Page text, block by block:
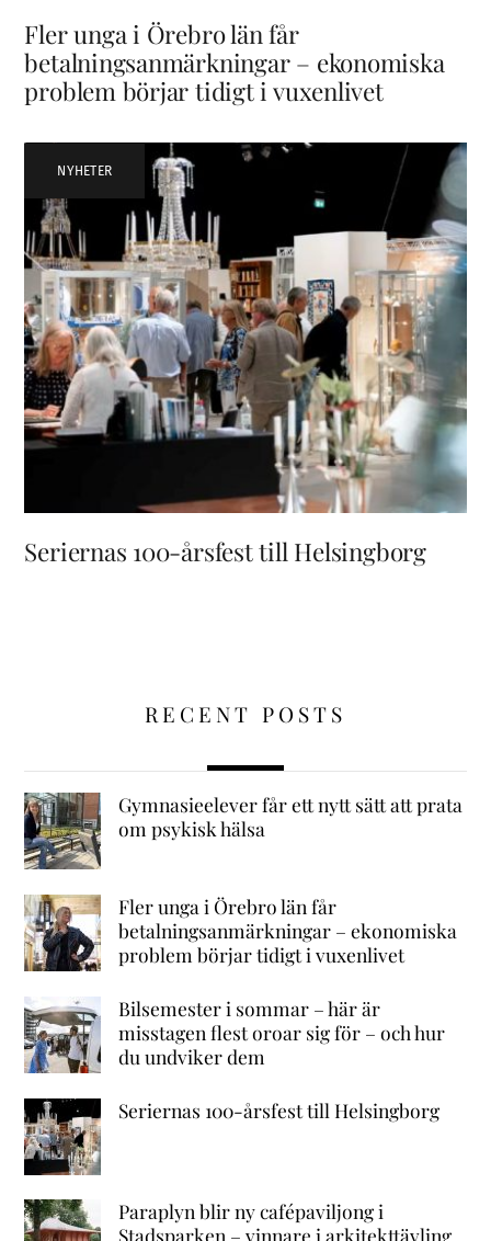
Fler unga i Örebro län får
betalningsanmärkningar – ekonomiska
problem börjar tidigt i vuxenlivet
NYHETER
Seriernas 100-årsfest till Helsingborg
RECENT POSTS
Gymnasieelever får ett nytt sätt att prata
om psykisk hälsa
Fler unga i Örebro län får
betalningsanmärkningar – ekonomiska
problem börjar tidigt i vuxenlivet
Bilsemester i sommar – här är
misstagen flest oroar sig för – och hur
du undviker dem
Seriernas 100-årsfest till Helsingborg
Paraplyn blir ny cafépaviljong i
Stadsparken – vinnare i arkitekttävling